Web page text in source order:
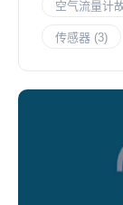
空气流量计
传感器 (3)